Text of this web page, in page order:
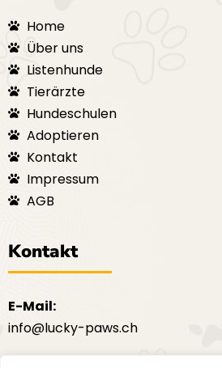
Home
Über uns
Listenhunde
Tierärzte
Hundeschulen
Adoptieren
Kontakt
Impressum
AGB
Kontakt
E-Mail:
info@lucky-paws.ch
F I